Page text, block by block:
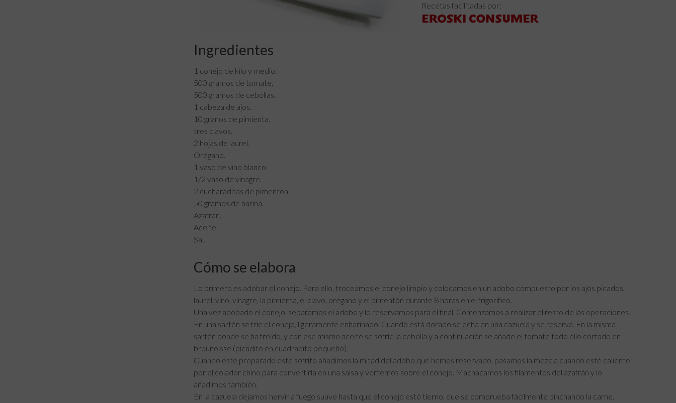
Ingredientes
1 conejo de kilo y medio.
500 gramos de tomate.
500 gramos de cebollas.
1 cabeza de ajos.
10 granos de pimienta.
tres clavos.
2 hojas de laurel.
Orégano.
1 vaso de vino blanco.
1/2 vaso de vinagre.
2 cucharaditas de pimentón
50 gramos de harina.
Azafrán.
Aceite.
Sal.
Recetas facilitadas por:
Cómo se elabora
Lo primero es adobar el conejo. Para ello, troceamos el conejo limpio y colocamos en un adobo compuesto por los ajos picados,
laurel, vino, vinagre, la pimienta, el clavo, orégano y el pimentón durante 8 horas en el frigorífico.
Una vez adobado el conejo, separamos el adobo y lo reservamos para el final. Comenzamos a realizar el resto de las operaciones.
En una sartén se fríe el conejo, ligeramente enharinado. Cuando está dorado se echa en una cazuela y se reserva. En la misma
sartén donde se ha freído, y con ese mismo aceite se sofríe la cebolla y a continuación se añade el tomate todo ello cortado en
brounoisse (picadito en cuadradito pequeño).
Cuando esté preparado este sofrito añadimos la mitad del adobo que hemos reservado, pasamos la mezcla cuando esté caliente
por el colador chino para convertirla en una salsa y vertemos sobre el conejo. Machacamos los filamentos del azafrán y lo
añadimos también.
En la cazuela dejamos hervir a fuego suave hasta que el conejo esté tierno, que se comprueba fácilmente pinchando la carne.